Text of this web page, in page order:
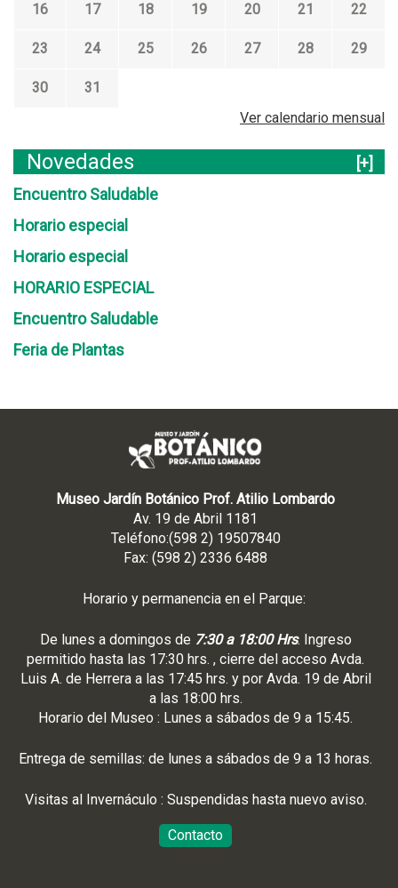
16 17 18 19 20 21 22
23 24 25 26 27 28 29
30
31
Ver calendario mensual
Novedades
[+]
Encuentro Saludable
Horario especial
Horario especial
HORARIO ESPECIAL
Encuentro Saludable
Feria de Plantas
Museo Jardín Botánico Prof. Atilio Lombardo
Av. 19 de Abril 1181
Teléfono:(598 2) 19507840
Fax: (598 2) 2336 6488
Horario y permanencia en el Parque:
De lunes a domingos de 7:30 a 18:00 Hrs. Ingreso
permitido hasta las 17:30 hrs. , cierre del acceso Avda.
Luis A. de Herrera a las 17:45 hrs. y por Avda. 19 de Abril
a las 18:00 hrs.
Horario del Museo : Lunes a sábados de 9 a 15:45.
Entrega de semillas: de lunes a sábados de 9 a 13 horas.
Visitas al Invernáculo : Suspendidas hasta nuevo aviso.
Contacto